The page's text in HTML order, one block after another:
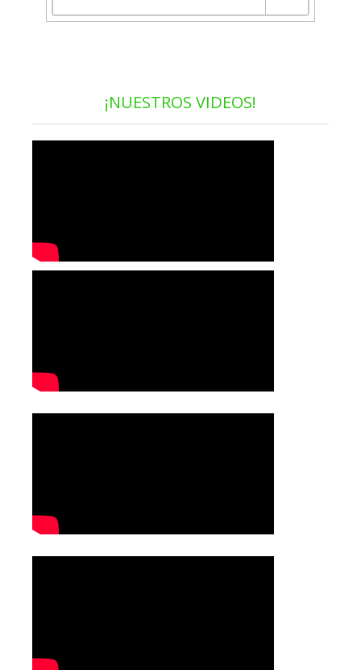
¡NUESTROS VIDEOS!